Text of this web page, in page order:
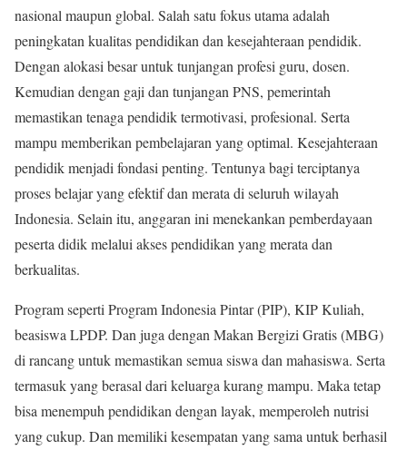
nasional maupun global. Salah satu fokus utama adalah
peningkatan kualitas pendidikan dan kesejahteraan pendidik.
Dengan alokasi besar untuk tunjangan profesi guru, dosen.
Kemudian dengan gaji dan tunjangan PNS, pemerintah
memastikan tenaga pendidik termotivasi, profesional. Serta
mampu memberikan pembelajaran yang optimal. Kesejahteraan
pendidik menjadi fondasi penting. Tentunya bagi terciptanya
proses belajar yang efektif dan merata di seluruh wilayah
Indonesia. Selain itu, anggaran ini menekankan pemberdayaan
peserta didik melalui akses pendidikan yang merata dan
berkualitas.
Program seperti Program Indonesia Pintar (PIP), KIP Kuliah,
beasiswa LPDP. Dan juga dengan Makan Bergizi Gratis (MBG)
di rancang untuk memastikan semua siswa dan mahasiswa. Serta
termasuk yang berasal dari keluarga kurang mampu. Maka tetap
bisa menempuh pendidikan dengan layak, memperoleh nutrisi
yang cukup. Dan memiliki kesempatan yang sama untuk berhasil